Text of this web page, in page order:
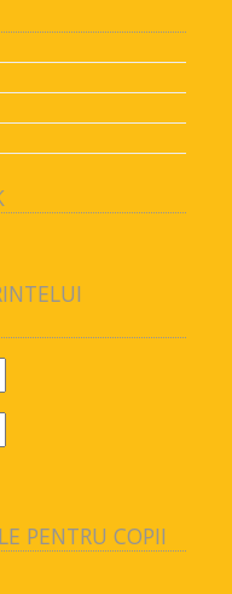
PENTRU COPII